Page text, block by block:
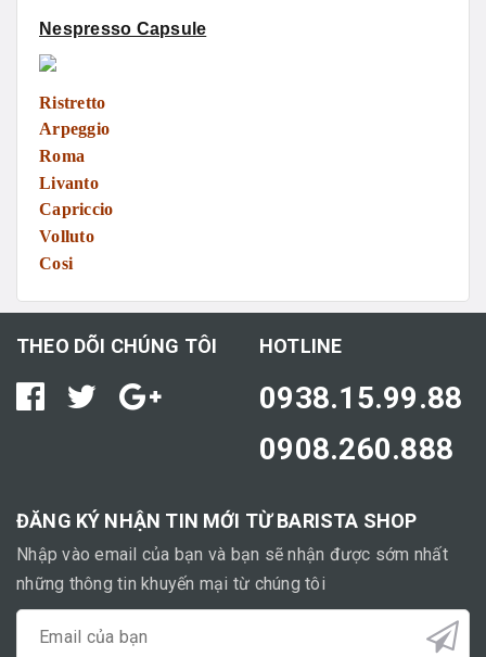
Nespresso Capsule
Ristretto
Arpeggio
Roma
Livanto
Capriccio
Volluto
Cosi
THEO DÕI CHÚNG TÔI HOTLINE
0938.15.99.88
0908.260.888
ĐĂNG KÝ NHẬN TIN MỚI TỪ BARISTA SHOP
Nhập vào email của bạn và bạn sẽ nhận được sớm nhất
những thông tin khuyến mại từ chúng tôi